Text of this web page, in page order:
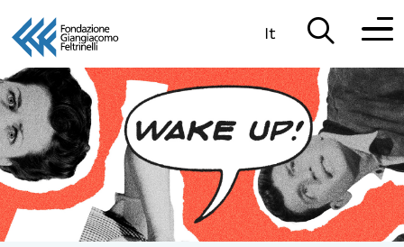
Vai
al
contenuto
It
Partecipa
Scopri
Collabora